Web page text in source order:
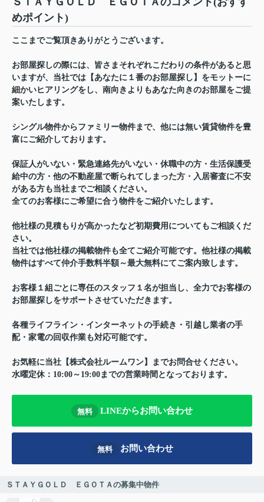
めポイント)
ここまでご覧頂きありがとうございます。
お部屋探しの際には、皆さまそれぞれこだわりの条件があると思
いますが、当社では【あなたに１番のお部屋探し】をモットーに
細かいヒアリングをし、南向きよりもあなた向きのお部屋をご提
案いたします。
シングル物件からファミリー物件まで、他には無い賃貸物件を豊
富にご紹介しております。
保証人がいない・緊急連絡先がいない・休職中の方・生活保護受
給中の方・他の不動産屋で断られてしまった方・入居審査に不安
がある方も当社までご相談ください。
全てのお客様にご希望に合う物件をご紹介いたします。
他社様の見積もりが高かったなど初期費用についてもご相談くだ
さい。
当社では他社様の掲載物件も全てご紹介可能です。他社様の掲載
物件はすべて仲介手数料半額～最大無料にてご案内致します。
お客様１組ごとに専任のスタッフ１名が担当し、全力でお客様の
お部屋探しをサポートさせていただきます。
各種ライフライン・インターネットの手続き・引越し業者の手
配・家電の回収作業も対応可能です。
お気軽に当社【株式会社ルームワン】までお問合せください。
水曜定休：10:00～19:00までの営業時間となっております。
無料 LINEからお問い合わせ
無料 お問い合わせ
ＳＴＡＹＧＯＬＤ ＥＧＯＴＡの募集中物件